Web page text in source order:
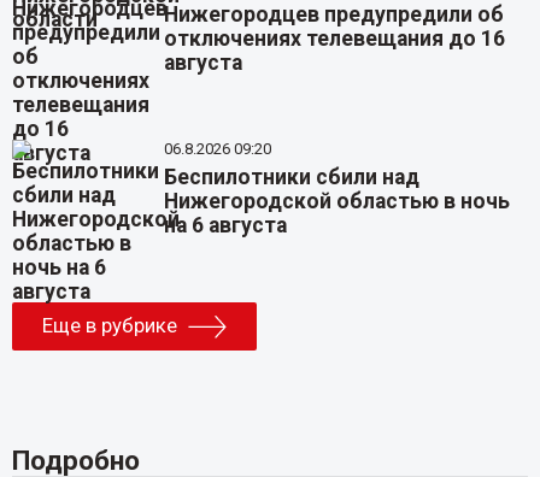
Нижегородцев предупредили об
отключениях телевещания до 16
августа
06.8.2026 09:20
Беспилотники сбили над
Нижегородской областью в ночь
на 6 августа
Еще в рубрике
Подробно